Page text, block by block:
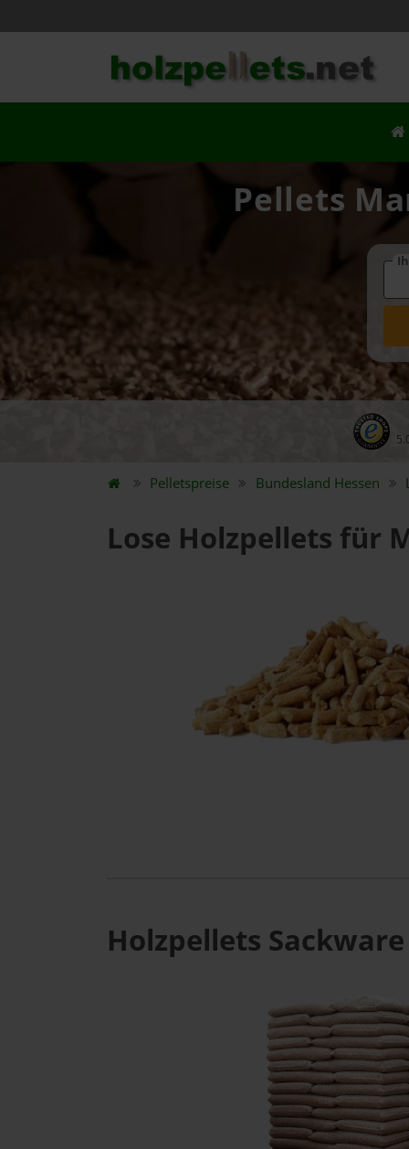
Pellets
Pelletspreise Bundesland Hessen
Lose Holzpellets für
Holzpellets